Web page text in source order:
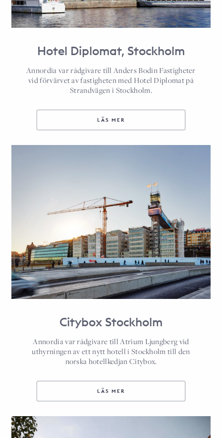
Hotel Diplomat, Stockholm
Annordia var rådgivare till Anders Bodin Fastigheter
vid förvärvet av fastigheten med Hotel Diplomat på
Strandvägen i Stockholm.
LÄS MER
Citybox Stockholm
Annordia var rådgivare till Atrium Ljungberg vid
uthyrningen av ett nytt hotell i Stockholm till den
norska hotellkedjan Citybox.
LÄS MER